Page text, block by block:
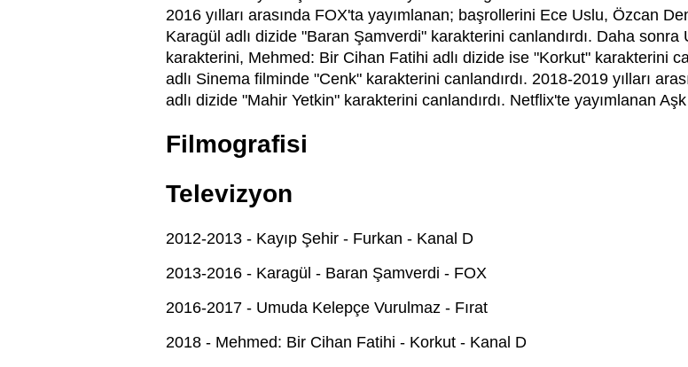
2016 yılları arasında FOX'ta yayımlanan; başrollerini Ece Uslu, Özcan
Karagül adlı dizide "Baran Şamverdi" karakterini canlandırdı. Daha
karakterini, Mehmed: Bir Cihan Fatihi adlı dizide ise "Korkut" karakterini
adlı Sinema filminde "Cenk" karakterini canlandırdı. 2018-2019 yılları
adlı dizide "Mahir Yetkin" karakterini canlandırdı. Netflix'te yayımlanan
Filmografisi
Televizyon
2012-2013 - Kayıp Şehir - Furkan - Kanal D
2013-2016 - Karagül - Baran Şamverdi - FOX
2016-2017 - Umuda Kelepçe Vurulmaz - Fırat
2018 - Mehmed: Bir Cihan Fatihi - Korkut - Kanal D